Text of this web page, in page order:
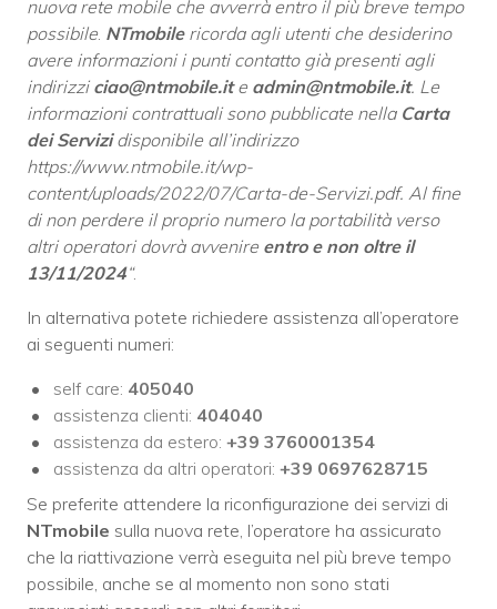
nuova rete mobile che avverrà entro il più breve tempo
possibile. NTmobilericorda agli utenti che desiderino
avere informazioni i punti contatto già presenti agli
indirizzi ciao@ntmobile.ite admin@ntmobile.it. Le
informazioni contrattuali sono pubblicate nella Carta
dei Servizidisponibile all’indirizzo
https://www.ntmobile.it/wp-
content/uploads/2022/07/Carta-de-Servizi.pdf. Al fine
di non perdere il proprio numero la portabilità verso
altri operatori dovrà avvenire entro e non oltre il
13/11/2024“.
In alternativa potete richiedere assistenza all’operatore
ai seguenti numeri:
self care: 405040
assistenza clienti: 404040
assistenza da estero: +39 3760001354
assistenza da altri operatori: +39 0697628715
Se preferite attendere la riconfigurazione dei servizi di
NTmobile sulla nuova rete, l’operatore ha assicurato
che la riattivazione verrà eseguita nel più breve tempo
possibile, anche se al momento non sono stati